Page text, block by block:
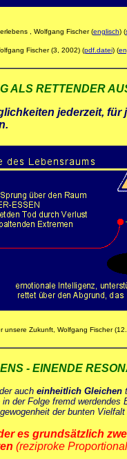
, Wolfgang Fischer (englisch) (
Fischer (3, 2002) (pdf.datei) (
ALS RETTENDER
jederzeit,
unsere Zukunft, Wolfgang Fischer
- EINENDE
auch einheitlich Gleichen
der Folge fremd
der bunten
es grundsätzlich
(reziproke